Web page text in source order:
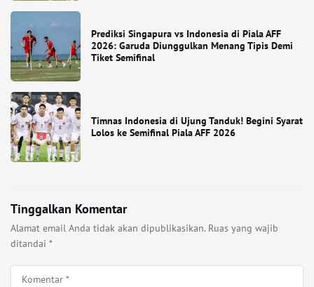
Prediksi Singapura vs Indonesia di Piala AFF
2026: Garuda Diunggulkan Menang Tipis Demi
Tiket Semifinal
Timnas Indonesia di Ujung Tanduk! Begini Syarat
Lolos ke Semifinal Piala AFF 2026
Tinggalkan Komentar
Alamat email Anda tidak akan dipublikasikan. Ruas yang wajib
ditandai *